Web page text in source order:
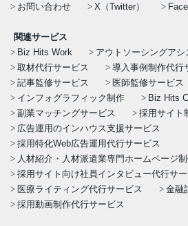
お問い合わせ
X（Twitter）
関連サービス
Biz Hits Work
アウトソーシングアシ
取材代行サービス
導入事例制作代行
記事監修サービス
医師監修サービス
インフォグラフィック制作
Biz Hits
副業マッチングサービス
採用サイト
広告運用のインハウス支援サービス
採用特化Web広告運用代行サービス
人材紹介・人材派遣業専門ホームページ
採用サイト向け社員インタビュー代行サー
医療ライティング代行サービス
金融
採用動画制作代行サービス